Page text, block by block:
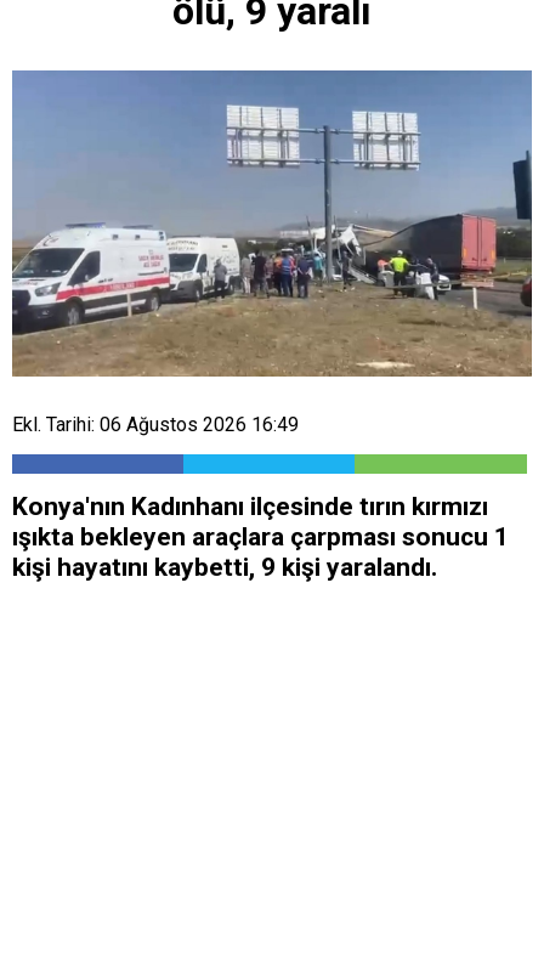
ölü, 9 yaralı
Ekl. Tarihi: 06 Ağustos 2026 16:49
Konya'nın Kadınhanı ilçesinde tırın kırmızı
ışıkta bekleyen araçlara çarpması sonucu 1
kişi hayatını kaybetti, 9 kişi yaralandı.